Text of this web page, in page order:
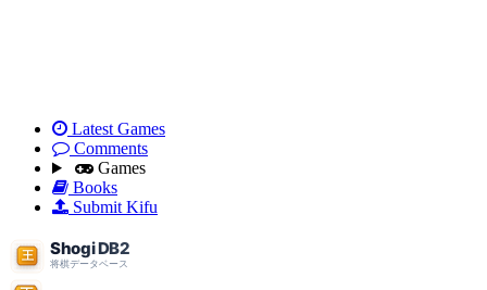
Latest Games
Comments
Games
Books
Submit Kifu